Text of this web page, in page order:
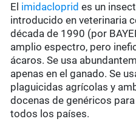
El imidacloprid es un
introducido en veterinaria
década de 1990 (por
amplio espectro, pero
ácaros. Se usa
apenas en el ganado. Se
plaguicidas agrícolas y
docenas de genéricos
todos los países.